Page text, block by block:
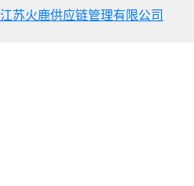
江苏火鹿供应链管理有限公司